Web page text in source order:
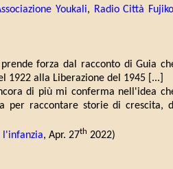
Youkali, Radio Città Fujiko
forza dal racconto di Guia
1922 alla Liberazione del 1945 [...]
di più mi conferma nell'idea
per raccontare storie di crescita,
l'infanzia, Apr. 27th 2022)